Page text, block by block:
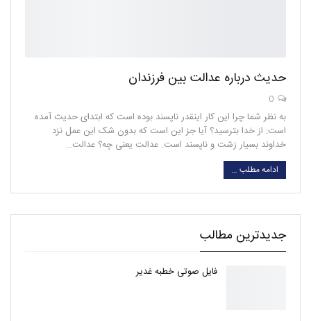
حدیث درباره عدالت بین فرزندان
به نظر شما چرا این کار اینقدر ناپسند بوده است که ابتدای حدیث آمده
است: از خدا بترسید؟ آیا جز این است که بدون شک این عمل نزد
خداوند بسیار زشت و ناپسند است. عدالت یعنی چه؟ عدالت…
ادامه مطلب …
جدیدترین مطالب
فایل صوتی خطبه غدیر